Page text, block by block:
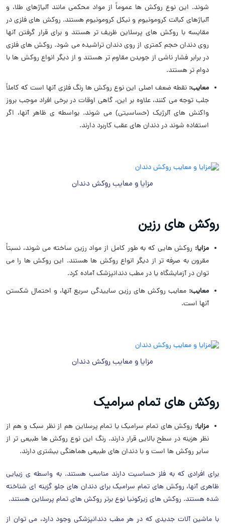
شوند. این نوع روکش ها عموماً از مواد محکمی مانند آلیاژهای طلا، و
آلیاژهای کبالت کرومونیوم و نیکل کرومونیوم هستند. روکش های فلزی در
مقایسه با روکش های پرسلاین ظریف تر هستند و برای قرار گرفتن آنها
روی دندان حجم کمتری از روی دندان تراشیده می شود. روکش های فلزی
در برابر فشار ناشی از جویدن مقاوم تر هستند و از دیگر انواع روکش ها با
دوام تر هستند.
معایب: نقطه ضعف اصلی این نوع روکش ها رنگ فلزی آنها است که کاملاً
جلب توجه می کنند، علاوه بر این، گاهی اوقات در برخی افراد موجب بروز
واکنش های آلرژیک (حساسیتی) می شوند. بواسطه ی ظاهر آنها، اگر
استفاده شوند در دندان های عقب کاربرد دارند.
مزایا و معایب روکش دندان
روکش های رزین
مزایا: روکش هایی که به طور کامل از مواد رزین ساخته می شوند، نسبتاً
مقرون به صرفه تر از دیگر انواع روکش ها هستند. این روکش ها را می
توان در آزمایشگاه یا در مطب دندانپزشک آماده کرد.
معایب: معایب روکش های رزین ساییدگی سریع آنها، و احتمال شکستن
آنها است.
مزایا و معایب روکش دندان
روکش های تمام سرامیک
مزایا: روکش های تمام سرامیک یا تمام پرسلاین هم از نظر سبک و هم از
نظر هزینه در سطح بالایی قرار دارند. رنگ این نوع روکش ها طبیعی تر از
سایر روکش ها است و با دندان های طبیعی هماهنگی بیشتری دارند.
برای افرادی که به فلز حساسیت دارند مناسب هستند. به واسطه ی زیبایی
ظاهری آنها، روکش های تمام سرامیک برای دندان های جلو گزینه ای شناخته
شده هستند. روکش های زیرکونیا نوع برتر روکش های تمام پرسلاین هستند.
با ماشین آلات جدیدی که در هر مطب دندانپزشکی وجود دارد، می توان از